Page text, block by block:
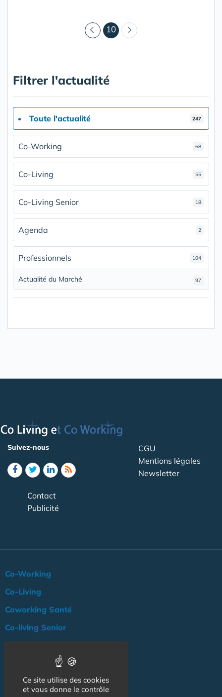
10(courant)
Filtrer l'actualité
Toute l'actualité 247
Co-Working 68
Co-Living 55
Co-Living Senior 18
Agenda 2
Professionnels 104
Actualité du Marché 97
Suivez-nous
CGU
Mentions légales
Newsletter
Contact
Publicité
Co-Working
Co-Living
Coworking Santé
Co-living Senior
Professionnels
Ce site utilise des cookies
et vous donne le contrôle